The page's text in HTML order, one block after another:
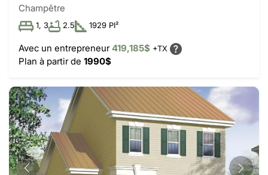
Champêtre
1, 3 2.5 1929 PI²
Avec un entrepreneur419,185$ +TX
Plan à partir de 1990$